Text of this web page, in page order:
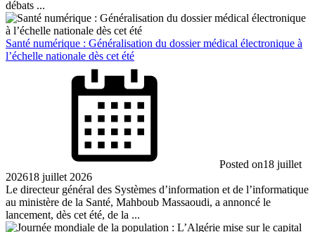
débats ...
Santé numérique : Généralisation du dossier médical électronique à
l’échelle nationale dès cet été
Posted on18 juillet
202618 juillet 2026
Le directeur général des Systèmes d’information et de l’informatique
au ministère de la Santé, Mahboub Massaoudi, a annoncé le
lancement, dès cet été, de la ...